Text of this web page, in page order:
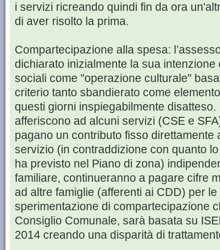
i servizi ricreando quindi fin da ora
di aver risolto la prima.
Compartecipazione alla spesa:
dichiarato inizialmente la sua
sociali come "operazione culturale"
criterio tanto sbandierato come
questi giorni inspiegabilmente disatteso.
afferiscono ad alcuni servizi (CSE e
pagano un contributo fisso direttamente
servizio (in contraddizione con quanto
ha previsto nel Piano di zona)
familiare, continueranno a pagare cifre
ad altre famiglie (afferenti ai CDD) per
sperimentazione di compartecipazione
Consiglio Comunale, sarà basata su
2014 creando una disparità di